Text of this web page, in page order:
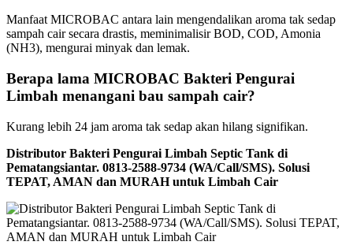
Manfaat MICROBAC antara lain mengendalikan aroma tak sedap
sampah cair secara drastis, meminimalisir BOD, COD, Amonia
(NH3), mengurai minyak dan lemak.
Berapa lama MICROBAC Bakteri Pengurai
Limbah menangani bau sampah cair?
Kurang lebih 24 jam aroma tak sedap akan hilang signifikan.
Distributor Bakteri Pengurai Limbah Septic Tank di
Pematangsiantar. 0813-2588-9734 (WA/Call/SMS). Solusi
TEPAT, AMAN dan MURAH untuk Limbah Cair